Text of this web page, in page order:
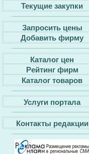
Текущие закупки
Запросить цены
Добавить фирму
Каталог цен
Рейтинг фирм
Каталог товаров
Услуги портала
Контакты редакции